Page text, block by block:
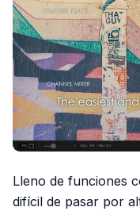
Lleno de funciones
difícil de pasar por